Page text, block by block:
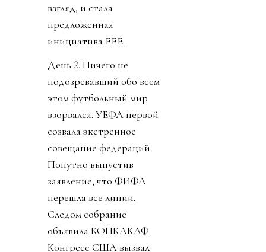
взгляд, и стала
предложенная
инициатива FFE.
День 2. Ничего не
подозревавший обо всем
этом футбольный мир
взорвался. УЕФА первой
созвала экстренное
совещание федераций.
Попутно выпустив
заявление, что ФИФА
перешла все линии.
Следом собрание
объявила КОНКАКАФ.
Конгресс США вызвал